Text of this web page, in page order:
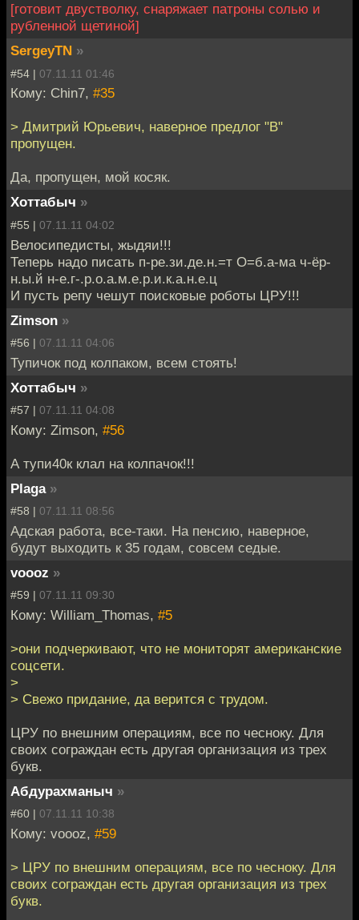
[готовит двустволку, снаряжает патроны солью и
рубленной щетиной]
SergeyTN »
#54 | 07.11.11 01:46
Кому: Chin7, #35
> Дмитрий Юрьевич, наверное предлог "В"
пропущен.
Да, пропущен, мой косяк.
Хоттабыч »
#55 | 07.11.11 04:02
Велосипедисты, жыдяи!!!
Теперь надо писать п-ре.зи.де.н.=т О=б.а-ма ч-ёр-
н.ы.й н-е.г-.р.о.а.м.е.р.и.к.а.н.е.ц
И пусть репу чешут поисковые роботы ЦРУ!!!
Zimson »
#56 | 07.11.11 04:06
Тупичок под колпаком, всем стоять!
Хоттабыч »
#57 | 07.11.11 04:08
Кому: Zimson, #56
А тупи40к клал на колпачок!!!
Plaga »
#58 | 07.11.11 08:56
Адская работа, все-таки. На пенсию, наверное,
будут выходить к 35 годам, совсем седые.
voooz »
#59 | 07.11.11 09:30
Кому: William_Thomas, #5
>они подчеркивают, что не мониторят американские
соцсети.
>
> Свежо придание, да верится с трудом.
ЦРУ по внешним операциям, все по чесноку. Для
своих сограждан есть другая организация из трех
букв.
Абдурахманыч »
#60 | 07.11.11 10:38
Кому: voooz, #59
> ЦРУ по внешним операциям, все по чесноку. Для
своих сограждан есть другая организация из трех
букв.